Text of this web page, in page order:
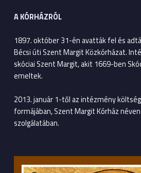
A KÓRHÁZRÓL
1897. október 31-én avatták fel és
Bécsi úti Szent Margit Közkórházat.
skóciai Szent Margit, akit 1669-ben
emeltek.
2013. január 1-től az intézmény
formájában, Szent Margit Kórház
szolgálatában.